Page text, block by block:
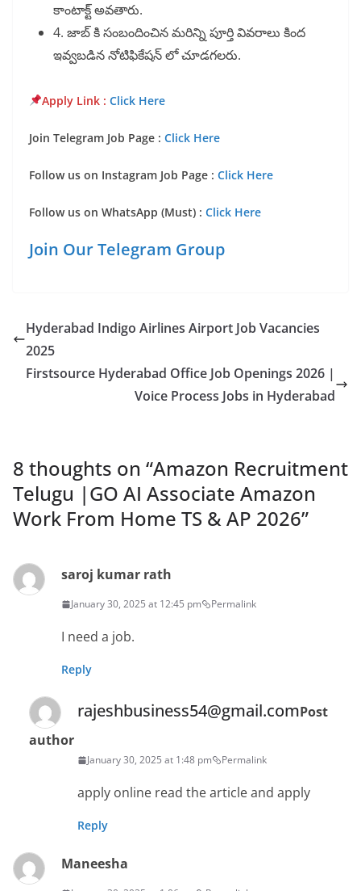
కాంటాక్ట్ అవతారు.
4. జాబ్ కి సంబందించిన మరిన్ని పూర్తి వివరాలు కింద
ఇవ్వబడిన నోటిఫికేషన్ లో చూడగలరు.
Apply Link : Click Here
Join Telegram Job Page : Click Here
Follow us on Instagram Job Page : Click Here
Follow us on WhatsApp (Must) : Click Here
Join Our Telegram Group
Hyderabad Indigo Airlines Airport Job Vacancies
2025
Firstsource Hyderabad Office Job Openings 2026 |
Voice Process Jobs in Hyderabad
8 thoughts on “Amazon Recruitment
Telugu |GO AI Associate Amazon
Work From Home TS & AP 2026”
saroj kumar rath
January 30, 2025 at 12:45 pm Permalink
I need a job.
Reply
rajeshbusiness54@gmail.comPost
author
January 30, 2025 at 1:48 pm Permalink
apply online read the article and apply
Reply
Maneesha